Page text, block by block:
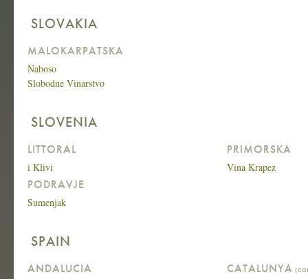
SLOVAKIA
MALOKARPATSKA
Naboso
Slobodne Vinarstvo
SLOVENIA
LITTORAL
i Klivi
PODRAVJE
Sumenjak
PRIMORSKA
Vina Krapez
SPAIN
ANDALUCIA CATALUNYA